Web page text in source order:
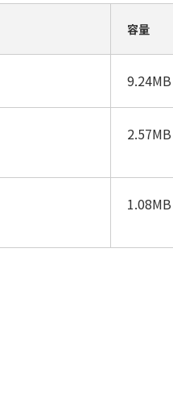
容量
9.24MB
2.57MB
1.08MB